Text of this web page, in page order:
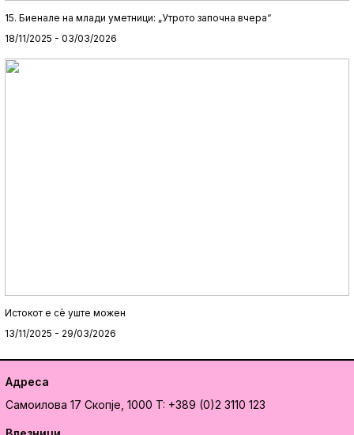
15. Биенале на млади уметници: „Утрото започна вчера“
18/11/2025 - 03/03/2026
Истокот e сè уште можен
13/11/2025 - 29/03/2026
Адреса
Самоилова 17 Скопје, 1000 T: +389 (0)2 3110 123